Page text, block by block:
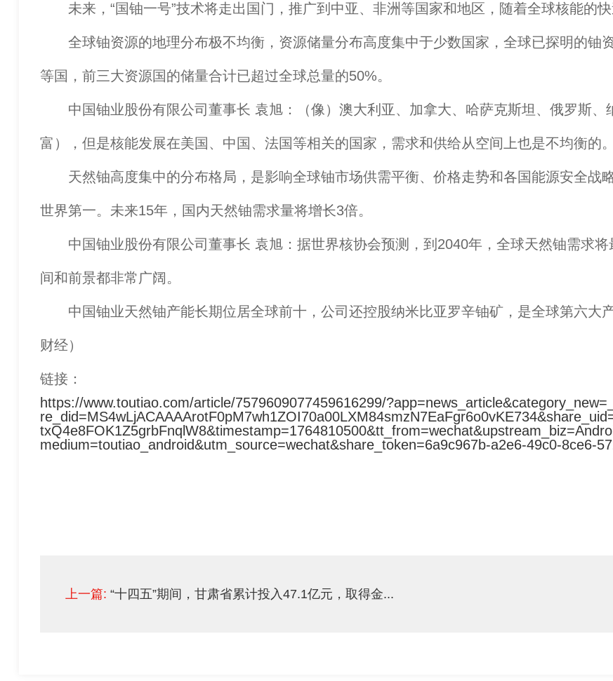
未来，“国铀一号”技术将走出国门，推广到中亚、非洲等国家和地区，随着全球核能的快
全球铀资源的地理分布极不均衡，资源储量分布高度集中于少数国家，全球已探明的铀
等国，前三大资源国的储量合计已超过全球总量的50%。
中国铀业股份有限公司董事长 袁旭：（像）澳大利亚、加拿大、哈萨克斯坦、俄罗斯、
富），但是核能发展在美国、中国、法国等相关的国家，需求和供给从空间上也是不均衡的。
天然铀高度集中的分布格局，是影响全球铀市场供需平衡、价格走势和各国能源安全战
世界第一。未来15年，国内天然铀需求量将增长3倍。
中国铀业股份有限公司董事长 袁旭：据世界核协会预测，到2040年，全球天然铀需求将
间和前景都非常广阔。
中国铀业天然铀产能长期位居全球前十，公司还控股纳米比亚罗辛铀矿，是全球第六大
财经）
链接：
https://www.toutiao.com/article/7579609077459616299/
medium=toutiao_android&utm_source=wechat&share_token=6a9c967b-a2e6-49c0-8ce6-
上一篇: “十四五”期间，甘肃省累计投入47.1亿元，取得金...